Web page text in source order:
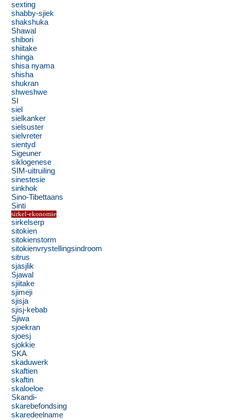
sexting
shabby-sjiek
shakshuka
Shawal
shibori
shiitake
shinga
shisa nyama
shisha
shukran
shweshwe
SI
siel
sielkanker
sielsuster
sielvreter
sientyd
Sigeuner
siklogenese
SIM-uitruiling
sinestesie
sinkhok
Sino-Tibettaans
Sinti
sirkel-ekonomie
sirkelserp
sitokien
sitokienstorm
sitokienvrystellingsindroom
sitrus
sjasjlik
Sjawal
sjiitake
sjimeji
sjisja
sjisj-kebab
Sjiwa
sjoekran
sjoesj
sjokkie
SKA
skaduwerk
skaftien
skaftin
skaloeloe
Skandi-
skarebefondsing
skaredeelname